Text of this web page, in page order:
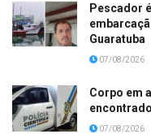
Pescador
Guaratuba
07/08/2026
Corpo em
07/08/2026